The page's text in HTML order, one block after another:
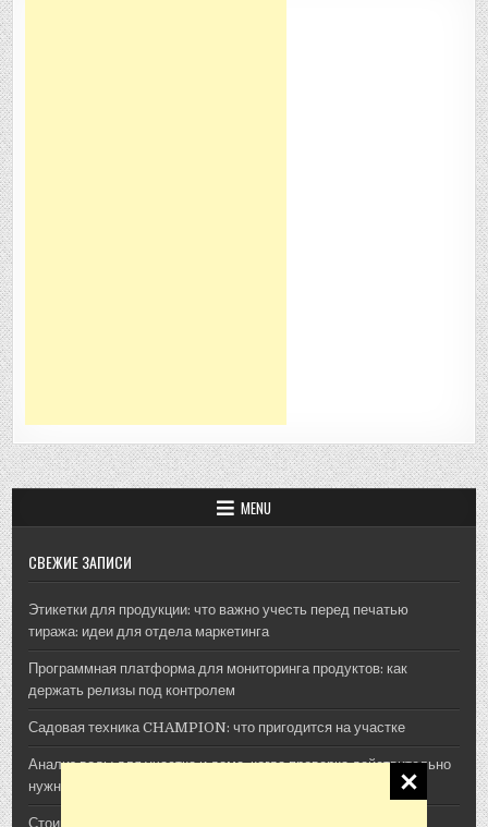
MENU
СВЕЖИЕ ЗАПИСИ
Этикетки для продукции: что важно учесть перед печатью
тиража: идеи для отдела маркетинга
Программная платформа для мониторинга продуктов: как
держать релизы под контролем
Садовая техника CHAMPION: что пригодится на участке
Анализ воды для участка и дома: когда проверка действительно
нужна
Стоимость архитектурной 3D-визуализации: из чего